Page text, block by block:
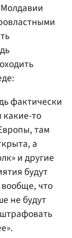
Молдавии
фактически
какие-то
там
а
и другие
будут
что
не будут